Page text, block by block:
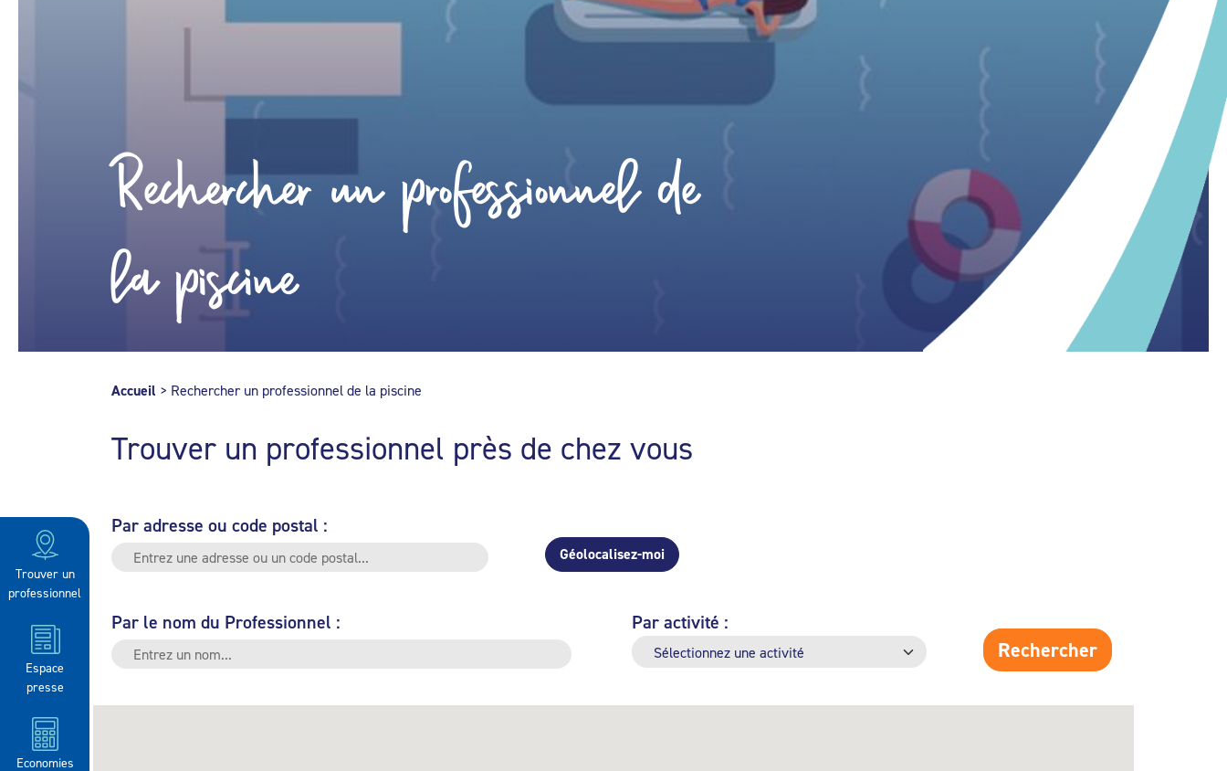
Trouver un
professionnel
Espace
presse
Economies
Rechercher un professionnel de
la piscine
Accueil > Rechercher un professionnel de la piscine
Trouver un professionnel près de chez vous
Par adresse ou code postal :
Géolocalisez-moi
Par le nom du Professionnel : Par activité :